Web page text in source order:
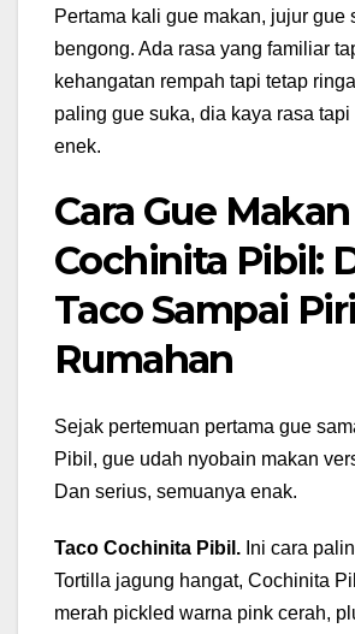
Pertama kali gue makan, jujur gue
bengong. Ada rasa yang familiar
kehangatan rempah tapi tetap
paling gue suka, dia kaya rasa
enek.
Cara Gue Makan
Cochinita Pibil:
Taco Sampai
Rumahan
Sejak pertemuan pertama gue
Pibil, gue udah nyobain makan
Dan serius, semuanya enak.
Taco Cochinita Pibil. Ini cara
Tortilla jagung hangat, Cochinita
merah pickled warna pink cerah,